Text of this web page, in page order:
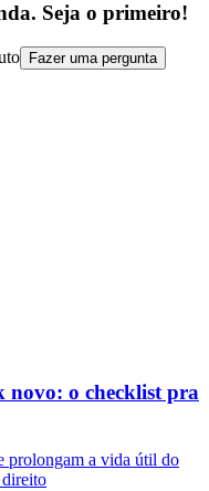
Seja o primeiro!
Fazer uma pergunta
novo: o checklist pra
prolongam a vida útil do